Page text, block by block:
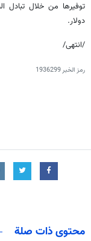
دولار.
/انتهى/
رمز الخبر1936299
محتوى ذات صلة